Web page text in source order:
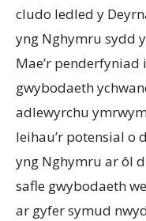
cludo ledled y
yng Nghymru sydd
Mae’r
gwybodaeth
adlewyrchu
leihau’r potensial
yng Nghymru ar ôl
safle gwybodaeth
ar gyfer symud